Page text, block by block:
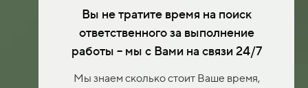
Вы не тратите время на поиск
ответственного за выполнение
работы – мы с Вами на связи 24/7
Мы знаем сколько стоит Ваше время,